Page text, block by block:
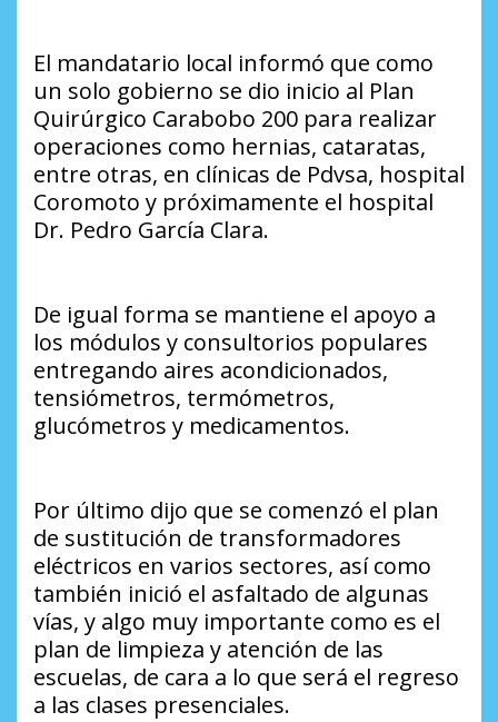
El mandatario local informó que como
un solo gobierno se dio inicio al Plan
Quirúrgico Carabobo 200 para realizar
operaciones como hernias, cataratas,
entre otras, en clínicas de Pdvsa, hospital
Coromoto y próximamente el hospital
Dr. Pedro García Clara.
De igual forma se mantiene el apoyo a
los módulos y consultorios populares
entregando aires acondicionados,
tensiómetros, termómetros,
glucómetros y medicamentos.
Por último dijo que se comenzó el plan
de sustitución de transformadores
eléctricos en varios sectores, así como
también inició el asfaltado de algunas
vías, y algo muy importante como es el
plan de limpieza y atención de las
escuelas, de cara a lo que será el regreso
a las clases presenciales.